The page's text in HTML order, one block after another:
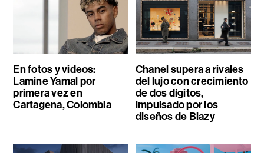
En fotos y videos:
Lamine Yamal por
primera vez en
Cartagena, Colombia
Chanel supera a rivales
del lujo con crecimiento
de dos dígitos,
impulsado por los
diseños de Blazy